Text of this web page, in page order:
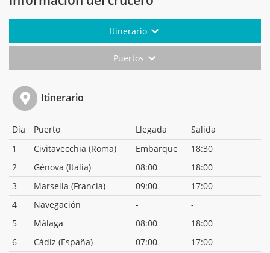
Itinerario
Puertos
Itinerario
Día Puerto Llegada
Salida
1
Civitavecchia (Roma) Embarque
18:30
2
Génova (Italia) 08:00
18:00
3
Marsella (Francia) 09:00
17:00
4
Navegación -
-
5
Málaga 08:00
18:00
6
Cádiz (España) 07:00
17:00